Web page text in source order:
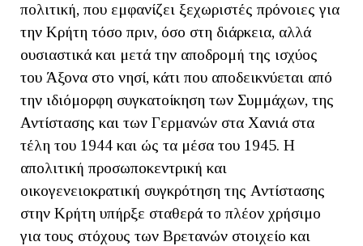
πολιτική, που εμφανίζει ξεχωριστές πρόνοιες για
την Κρήτη τόσο πριν, όσο στη διάρκεια, αλλά
ουσιαστικά και μετά την αποδρομή της ισχύος
του Άξονα στο νησί, κάτι που αποδεικνύεται από
την ιδιόμορφη συγκατοίκηση των Συμμάχων, της
Αντίστασης και των Γερμανών στα Χανιά στα
τέλη του 1944 και ώς τα μέσα του 1945. Η
απολιτική προσωποκεντρική και
οικογενειοκρατική συγκρότηση της Αντίστασης
στην Κρήτη υπήρξε σταθερά το πλέον χρήσιμο
για τους στόχους των Βρετανών στοιχείο και